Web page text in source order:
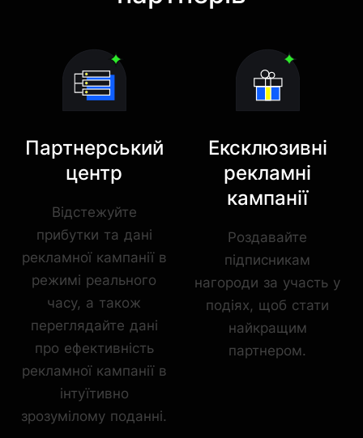
Партнерський
центр
Відстежуйте
прибутки та дані
рекламної кампанії в
режимі реального
часу, а також
переглядайте дані
про ефективність
рекламної кампанії в
інтуїтивно
зрозумілому поданні.
Ексклюзивні
рекламні
кампанії
Роздавайте
підписникам
нагороди за участь у
подіях, щоб стати
найкращим
партнером.